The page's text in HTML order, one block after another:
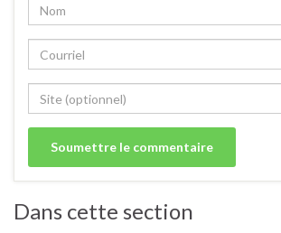
Dans cette section